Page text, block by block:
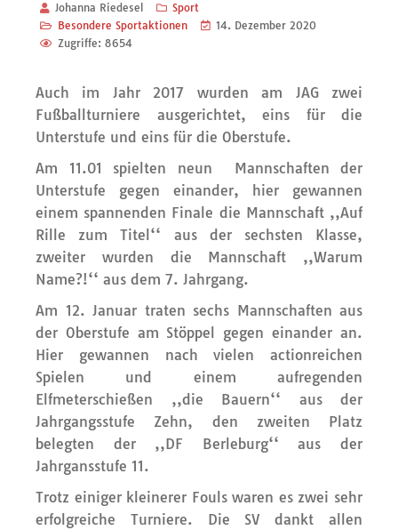
Johanna Riedesel
Sport
Besondere Sportaktionen
14. Dezember 2020
Zugriffe: 8654
Auch im Jahr 2017 wurden am JAG zwei
Fußballturniere ausgerichtet, eins für die
Unterstufe und eins für die Oberstufe.
Am 11.01 spielten neun Mannschaften der
Unterstufe gegen einander, hier gewannen
einem spannenden Finale die Mannschaft ,,Auf
Rille zum Titel‘‘ aus der sechsten Klasse,
zweiter wurden die Mannschaft ,,Warum
Name?!‘‘ aus dem 7. Jahrgang.
Am 12. Januar traten sechs Mannschaften aus
der Oberstufe am Stöppel gegen einander an.
Hier gewannen nach vielen actionreichen
Spielen und einem aufregenden
Elfmeterschießen ,,die Bauern‘‘ aus der
Jahrgangsstufe Zehn, den zweiten Platz
belegten der ,,DF Berleburg‘‘ aus der
Jahrgansstufe 11.
Trotz einiger kleinerer Fouls waren es zwei sehr
erfolgreiche Turniere. Die SV dankt allen